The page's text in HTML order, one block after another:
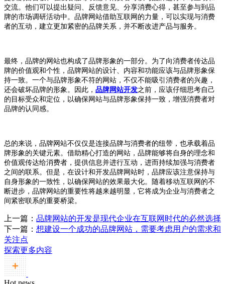
交流。他们可以提出疑问、反馈意见、分享消费心得，甚至参与到品
牌的市场调研活动中。品牌网站借助互联网的力量，可以实现与消费
者的互动，建立更加紧密的品牌关系，并不断改进产品与服务。
最终，品牌的网站也构成了品牌形象的一部分。为了向消费者传达品
牌的价值观和个性，品牌网站的设计、内容和功能应该与品牌形象保
持一致。一个与品牌形象不符的网站，不仅不能吸引消费者的兴趣，
还会破坏品牌的形象。因此， 品牌网站开发之前，应该仔细思考自己
的目标受众和定位，以确保网站与品牌形象保持一致，增强消费者对
品牌的认同感。
总的来说，品牌网站不仅仅是连接品牌与消费者的纽带，也承载着品
牌形象的关键元素。借助精心打造的网站，品牌能够将自身的理念和
价值观传达给消费者，提供信息并进行互动，进而持续加强与消费者
之间的联系。但是，在设计和开发品牌网站时，品牌应该注意保持与
自身形象的一致性，以确保网站的效果最大化。随着移动互联网的不
断进步，品牌网站的重要性将越来越明显，它将成为企业与消费者之
间紧密联系的重要桥梁。
上一篇： 品牌网站的开发是现代企业在互联网时代的必然选择
下一篇： 想建设一个成功的品牌网站，需要考虑用户的需求和
关注点
探索更多内容